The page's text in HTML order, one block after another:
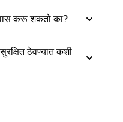
करू शकतो का?
ठेवण्यात कशी